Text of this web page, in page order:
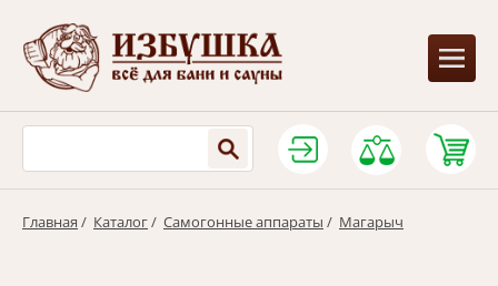
Главная / Каталог/ Самогонные аппараты / Магарыч